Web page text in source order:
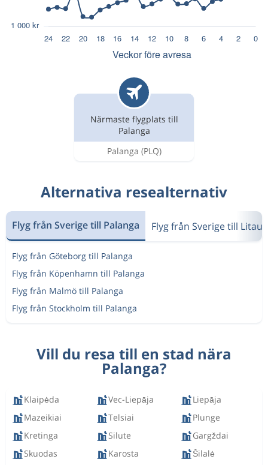
Närmaste flygplats till
Palanga
Palanga (PLQ)
Alternativa resealternativ
Flyg från Sverige till Palanga Flyg från Sverige till
Flyg från Göteborg till Palanga
Flyg från Köpenhamn till Palanga
Flyg från Malmö till Palanga
Flyg från Stockholm till Palanga
Vill du resa till en stad nära
Palanga?
Klaipėda Vec-Liepāja
Liepāja
Mazeikiai
Telsiai
Plunge
Kretinga
Silute
Gargždai
Skuodas
Karosta
Šilalė